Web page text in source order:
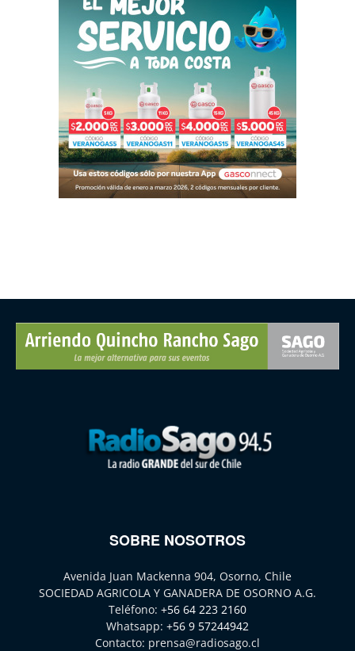
SOBRE NOSOTROS
Avenida Juan Mackenna 904, Osorno, Chile
SOCIEDAD AGRICOLA Y GANADERA DE OSORNO A.G.
Teléfono: +56 64 223 2160
Whatsapp: +56 9 57244942
Contacto: prensa@radiosago.cl